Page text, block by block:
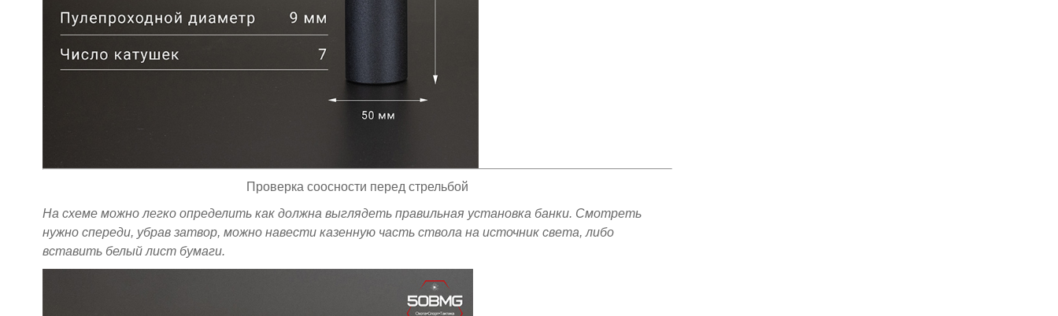
Проверка соосности перед стрельбой
На схеме можно легко определить как должна выглядеть правильная установка банки. Смотреть
нужно спереди, убрав затвор, можно навести казенную часть ствола на источник света, либо
вставить белый лист бумаги.